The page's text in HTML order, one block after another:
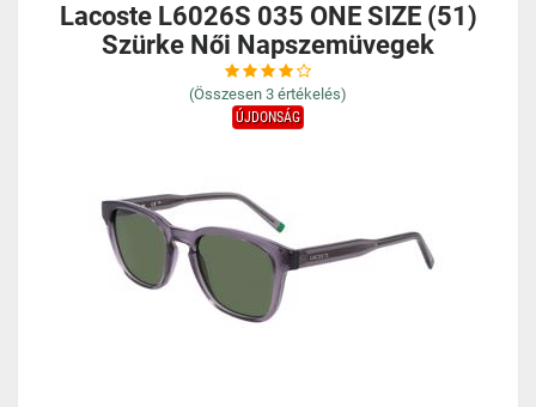
Lacoste L6026S 035 ONE SIZE (51)
Szürke Női Napszemüvegek
(Összesen 3 értékelés)
ÚJDONSÁG